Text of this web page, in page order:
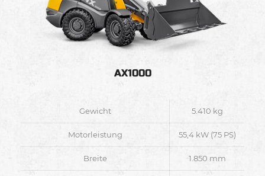
AX1000
Gewicht 5.410 kg
Motorleistung 55,4 kW (75 PS)
Breite 1.850 mm